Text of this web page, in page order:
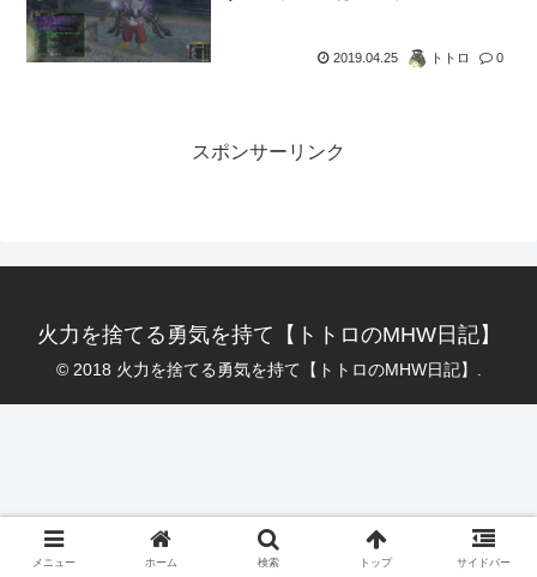
2019.04.25 トトロ 0
スポンサーリンク
火力を捨てる勇気を持て【トトロのMHW日記】
© 2018 火力を捨てる勇気を持て【トトロのMHW日記】.
メニュー ホーム 検索 トップ サイドバー